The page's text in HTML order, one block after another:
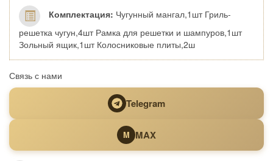
Комплектация: Чугунный мангал,1шт Гриль-
решетка чугун,4шт Рамка для решетки и шампуров,1шт
Зольный ящик,1шт Колосниковые плиты,2ш
Связь с нами
Telegram
M MAX